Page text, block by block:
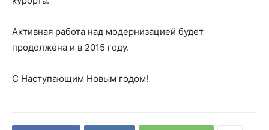
Активная работа над модернизацией будет
продолжена и в 2015 году.
С Наступающим Новым годом!